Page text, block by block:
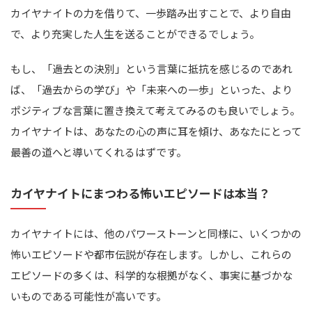
カイヤナイトの力を借りて、一歩踏み出すことで、より自由
で、より充実した人生を送ることができるでしょう。
もし、「過去との決別」という言葉に抵抗を感じるのであれ
ば、「過去からの学び」や「未来への一歩」といった、より
ポジティブな言葉に置き換えて考えてみるのも良いでしょう。
カイヤナイトは、あなたの心の声に耳を傾け、あなたにとって
最善の道へと導いてくれるはずです。
カイヤナイトにまつわる怖いエピソードは本当？
カイヤナイトには、他のパワーストーンと同様に、いくつかの
怖いエピソードや都市伝説が存在します。しかし、これらの
エピソードの多くは、科学的な根拠がなく、事実に基づかな
いものである可能性が高いです。